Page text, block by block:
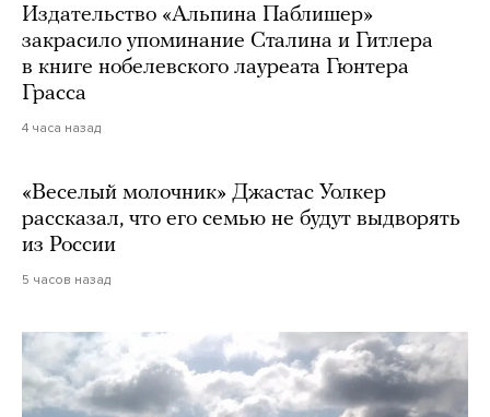
Издательство «Альпина Паблишер»
закрасило упоминание Сталина и Гитлера
в книге нобелевского лауреата Гюнтера
Грасса
4 часа назад
«Веселый молочник» Джастас Уолкер
рассказал, что его семью не будут выдворять
из России
5 часов назад